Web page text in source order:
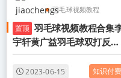
羽毛球视频教程
羽毛球教程
李宇轩羽毛球教程
置顶 羽毛球视频教程合集
宇轩黄广益羽毛球双打反手
网前吊球步伐教学视频教程
百度网盘下载学
2023-06-15 知识付费